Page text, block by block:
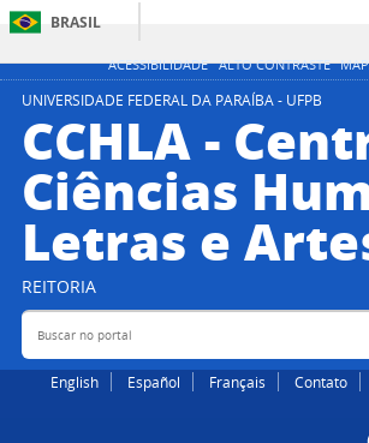
ACESSIBILIDADE ALTO CONTRASTE
BRASIL
UNIVERSIDADE FEDERAL DA PARAÍBA - UFPB
CCHLA -
Ciências
Letras e
REITORIA
Buscar no portal
English Español Français Contato